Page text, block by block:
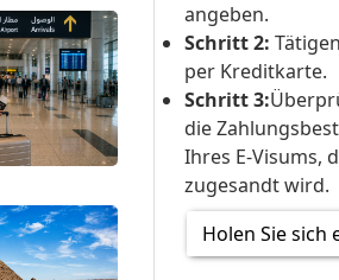
angeben.
Schritt 2:
per Kreditkarte.
Schritt 3:
die
Ihres E-Visums,
zugesandt wird.
Holen Sie sich